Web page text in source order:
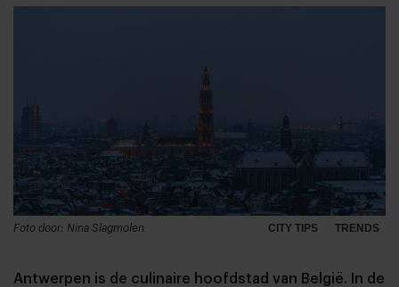
CITY TIPS TRENDS
Foto door: Nina Slagmolen
Antwerpen is de culinaire hoofdstad van België. In de